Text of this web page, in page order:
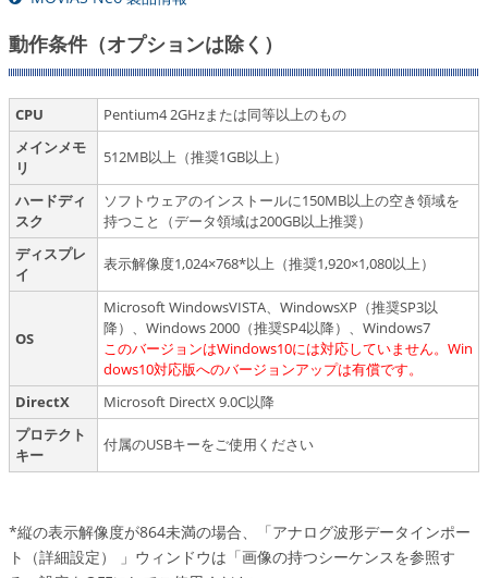
動作条件（オプションは除く）
CPU
Pentium4 2GHzまたは同等以上のもの
メインメモ
リ
512MB以上（推奨1GB以上）
ハードディ
スク
ソフトウェアのインストールに150MB以上の空き領域を
持つこと（データ領域は200GB以上推奨）
ディスプレ
イ
表示解像度1,024×768*以上（推奨1,920×1,080以上）
OS
Microsoft WindowsVISTA、WindowsXP（推奨SP3以
降）、Windows 2000（推奨SP4以降）、Windows7
このバージョンはWindows10には対応していません。Win
dows10対応版へのバージョンアップは有償です。
DirectX
Microsoft DirectX 9.0C以降
プロテクト
キー
付属のUSBキーをご使用ください
*縦の表示解像度が864未満の場合、「アナログ波形データインポー
ト（詳細設定） 」ウィンドウは「画像の持つシーケンスを参照す